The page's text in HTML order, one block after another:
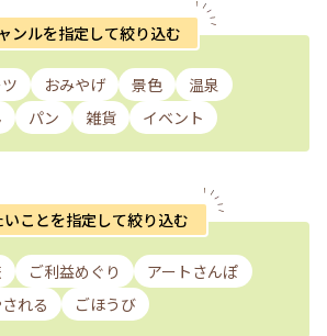
ンルを指定して絞り込む
おみやげ 景色
温泉
パン 雑貨 イベント
いことを指定して絞り込む
ご利益めぐり
アートさんぽ
れる ごほうび